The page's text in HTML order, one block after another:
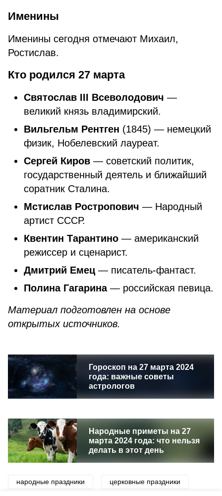
Именины
Именины сегодня отмечают Михаил,
Ростислав.
Кто родился 27 марта
Святослав III Всеволодович —
великий князь владимирский.
Вильгельм Рентген (1845) — немецкий
физик, Нобелевский лауреат.
Сергей Киров — советский политик,
государственный деятель и ближайший
соратник Сталина.
Мстислав Ростропович — Народный
артист СССР.
Квентин Тарантино — американский
режиссер и сценарист.
Дмитрий Емец— писатель-фантаст.
Полина Гагарина — российская певица.
Материал подготовлен на основе
открытых источников.
Гороскоп на 27 марта 2024
года: важные советы
астрологов
Народные приметы на 27
марта 2024 года: что нельзя
делать в этот день
народные праздники церковные праздники